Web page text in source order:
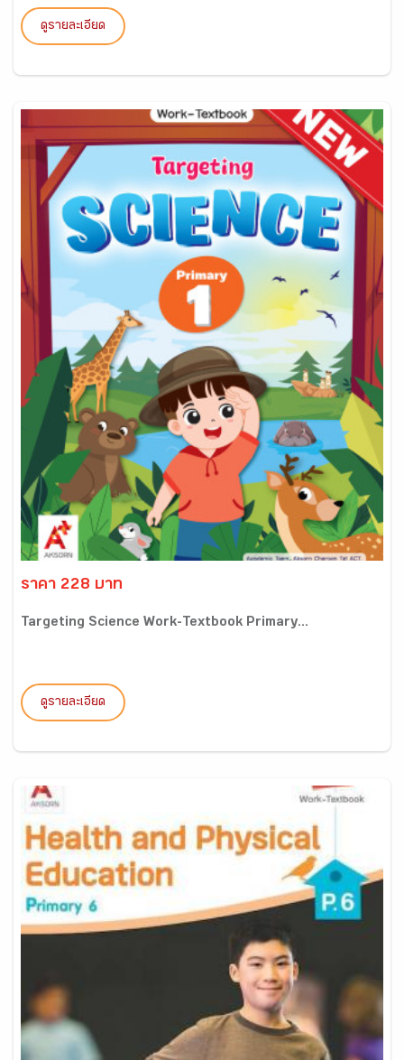
ดูรายละเอียด
ราคา 228 บาท
Targeting Science Work-Textbook Primary...
ดูรายละเอียด